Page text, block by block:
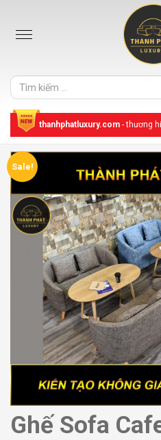
thanhphatluxury.com - thương
Sale!
Ghế Sofa